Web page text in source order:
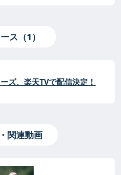
ス（1）
ズ、楽天TVで配信決定！
関連動画